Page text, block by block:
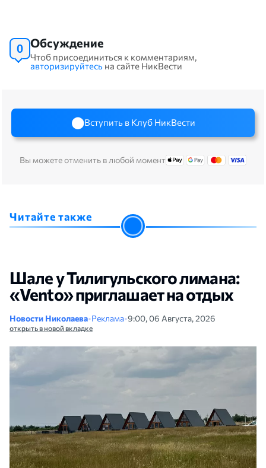
0 Обсуждение
Чтоб присоединиться к комментариям,
авторизируйтесь на сайте НикВести
Вступить в Клуб НикВести
Вы можете отменить в любой момент
Читайте также
Шале у Тилигульского лимана:
«Vento» приглашает на отдых
Новости Николаева•Реклама•9:00, 06 Августа, 2026
открыть в новой вкладке